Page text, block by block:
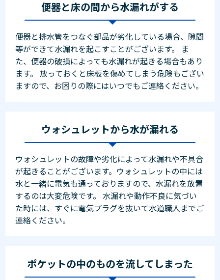
便器と床の間から水漏れがする
便器と排水管をつなぐ部品が劣化している場合、隙間
等ができて水漏れを起こすことがございます。 ま
た、便器の破損によっても水漏れが起きる場合もあり
ます。 放っておくと床板を傷めてしまう危険もござい
ますので、お困りの際にはいつでもご連絡ください。
ウォシュレットから水が漏れる
ウォシュレットの故障や劣化によって水漏れや不具合
が起きることがございます。ウォシュレットの中には
水と一緒に電気も通っておりますので、水漏れを放置
するのは大変危険です。 水漏れや動作不良に気づい
た時には、すぐに電気プラグを抜いて水道職人までご
連絡ください。
ポケットの中のものを流してしまった